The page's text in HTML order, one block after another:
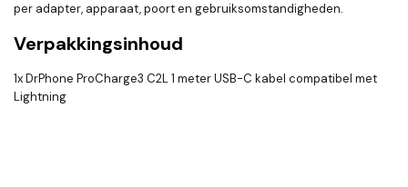
per adapter, apparaat, poort en gebruiksomstandigheden.
Verpakkingsinhoud
1x DrPhone ProCharge3 C2L 1 meter USB-C kabel compatibel met
Lightning